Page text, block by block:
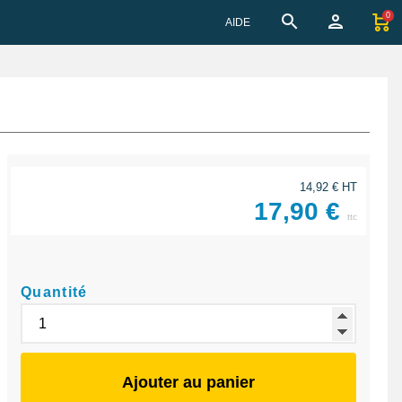
AIDE
0
14,92 € HT
17,90 € ttc
Quantité
Ajouter au panier